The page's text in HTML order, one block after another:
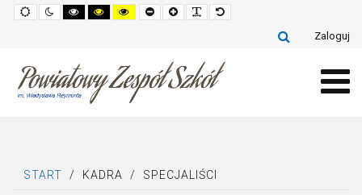
Default
mode
Night
mode
High
contrast
High
contrast
High
contrast
Set
smaller
Set
larger
Make
font
Set
default
Zaloguj
START / KADRA / SPECJALIŚCI